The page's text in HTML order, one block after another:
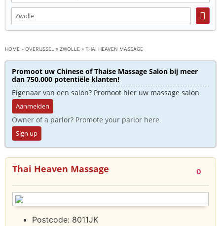
HOME » OVERIJSSEL » ZWOLLE » THAI HEAVEN MASSAGE
Promoot uw Chinese of Thaise Massage Salon bij meer
dan 750.000 potentiële klanten!
Eigenaar van een salon? Promoot hier uw massage salon
Aanmelden
Owner of a parlor? Promote your parlor here
Sign up
Thai Heaven Massage 0
Postcode: 8011JK